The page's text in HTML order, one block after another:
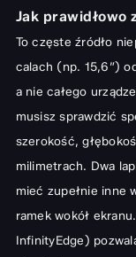
Jak prawidłowo
To częste źródło
calach (np. 15,6″)
a nie całego
musisz sprawdzić
szerokość,
milimetrach. Dwa
mieć zupełnie inne
ramek wokół
InfinityEdge)